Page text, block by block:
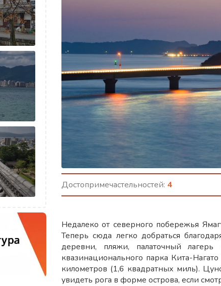
Достопримечастельностей: 4
Недалеко от северного побережья
Теперь сюда легко добраться
деревни, пляжи, палаточный
квазинационального парка Кита-
километров (1,6 квадратных миль).
увидеть рога в форме острова, если